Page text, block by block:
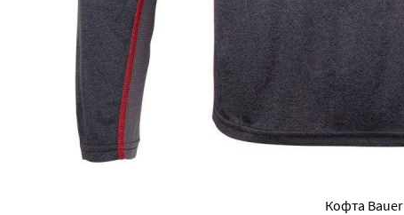
Кофта Bauer